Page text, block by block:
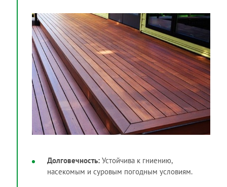
Долговечность:Устойчива к гниению,
насекомым и суровым погодным условиям.